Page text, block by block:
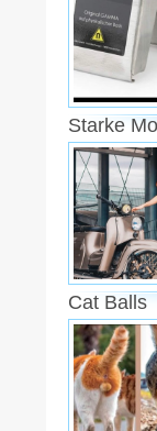
Starke
Cat Balls